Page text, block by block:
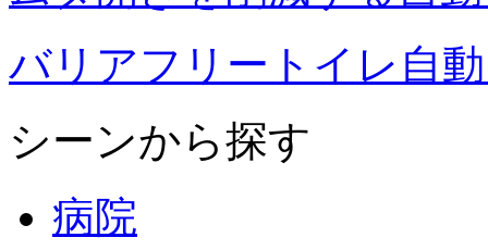
バリアフリートイレ自
シーンから探す
病院